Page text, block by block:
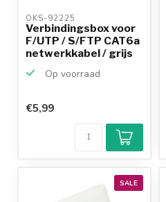
OKS-92225
Verbindingsbox voor
F/UTP / S/FTP CAT6a
netwerkkabel / grijs
Op voorraad
€5,99
SALE